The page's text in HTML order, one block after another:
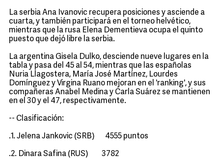
La serbia Ana Ivanovic recupera posiciones y asciende a
cuarta, y también participará en el torneo helvético,
mientras que la rusa Elena Dementieva ocupa el quinto
puesto que dejó libre la serbia.
La argentina Gisela Dulko, desciende nueve lugares en la
tabla y pasa del 45 al 54, mientras que las españolas
Nuria Llagostera, María José Martínez, Lourdes
Domínguez y Virgina Ruano mejoran en el 'ranking', y sus
compañeras Anabel Medina y Carla Suárez se mantienen
en el 30 y el 47, respectivamente.
-- Clasificación:
.1. Jelena Jankovic (SRB) 4555 puntos
.2. Dinara Safina (RUS) 3782